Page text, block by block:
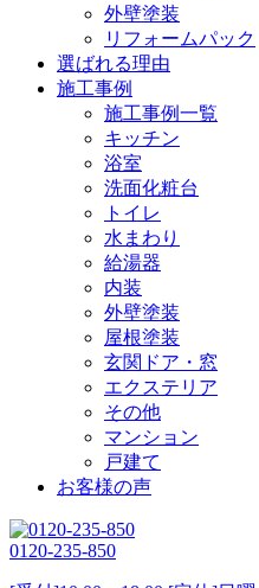
外壁塗装
リフォームパック
選ばれる理由
施工事例
施工事例一覧
キッチン
浴室
洗面化粧台
トイレ
水まわり
給湯器
内装
外壁塗装
屋根塗装
玄関ドア・窓
エクステリア
その他
マンション
戸建て
お客様の声
0120-235-850